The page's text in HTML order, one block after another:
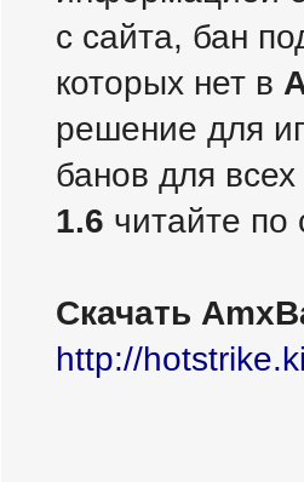
с сайта, бан
которых нет в
решение для
банов для
1.6 читайте по
Скачать
http://